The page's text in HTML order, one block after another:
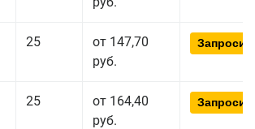
25
от 147,70
руб.
25
от 164,40
руб.